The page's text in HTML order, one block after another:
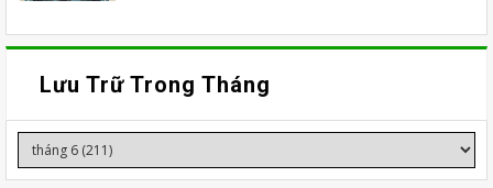
Lưu Trữ Trong Tháng